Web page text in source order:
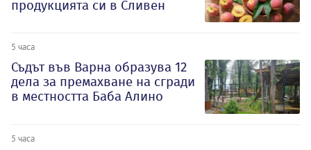
продукцията си в Сливен
5 часа
Съдът във Варна образува 12
дела за премахване на сгради
в местността Баба Алино
5 часа